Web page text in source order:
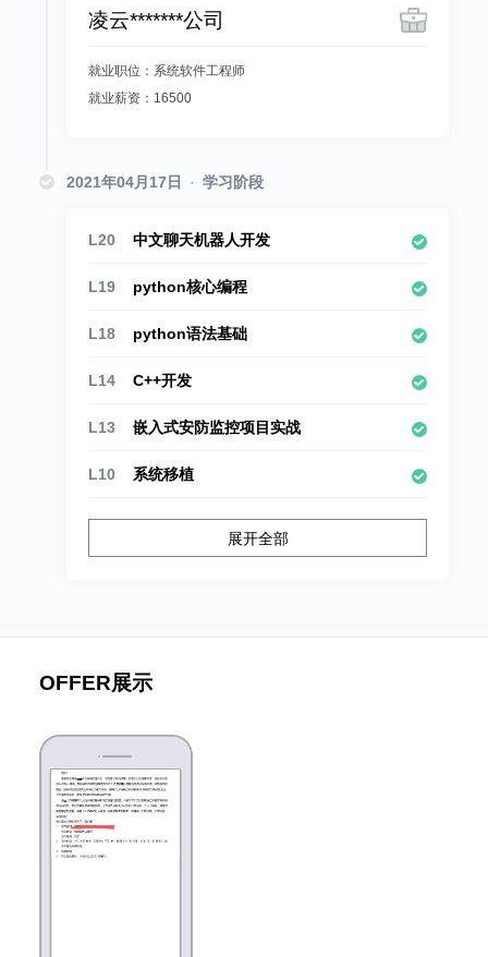
凌云*******公司
就业职位：系统软件工程师
就业薪资：16500
2021年04月17日 · 学习阶段
L20 中文聊天机器人开发
L19 python核心编程
L18 python语法基础
L14 C++开发
L13 嵌入式安防监控项目实战
L10 系统移植
L9 ARM体系结构与接口技术
L2 Linux C语言高级
L1 C语言
展开全部
OFFER展示